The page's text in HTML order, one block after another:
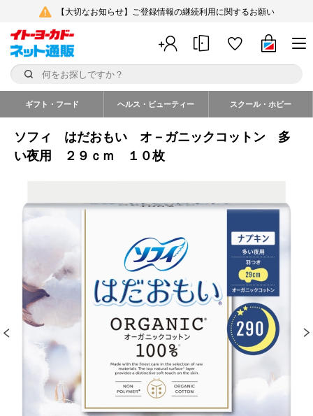
【大切なお知らせ】ご登録情報の継続利用に関するお願い
ギフト・フード ヘルス・ビューティー スクール・ホビー
ソフィ はだおもい オ－ガニックコットン 多
い夜用 ２９ｃｍ １０枚